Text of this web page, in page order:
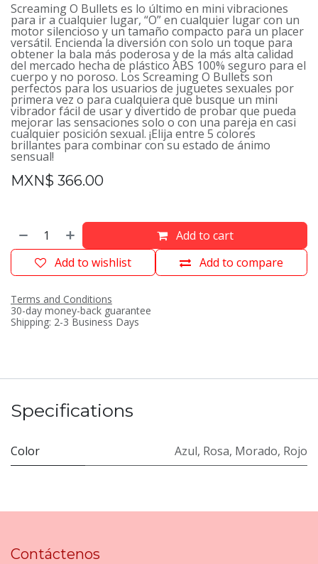
Screaming O Bullets es lo último en mini vibraciones
para ir a cualquier lugar, “O” en cualquier lugar con un
motor silencioso y un tamaño compacto para un placer
versátil. Encienda la diversión con solo un toque para
obtener la bala más poderosa y de la más alta calidad
del mercado hecha de plástico ABS 100% seguro para el
cuerpo y no poroso. Los Screaming O Bullets son
perfectos para los usuarios de juguetes sexuales por
primera vez o para cualquiera que busque un mini
vibrador fácil de usar y divertido de probar que pueda
mejorar las sensaciones solo o con una pareja en casi
cualquier posición sexual. ¡Elija entre 5 colores
brillantes para combinar con su estado de ánimo
sensual!
MXN$ 366.00
Add to cart
Add to compare
Add to wishlist
Terms and Conditions
30-day money-back guarantee
Shipping: 2-3 Business Days
Specifications
Color Azul, Rosa, Morado, Rojo
Contáctenos